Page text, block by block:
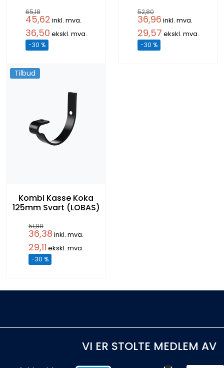
65,18
45,62 inkl. mva.
36,50 ekskl. mva.
-30 %
52,80
36,96 inkl. mva.
29,57 ekskl. mva.
-30 %
Tilbud
Kombi Kasse Koka
125mm Svart (LOBAS)
51,98
36,38 inkl. mva.
29,11 ekskl. mva.
-30 %
VI ER STOLTE MEDLEM AV